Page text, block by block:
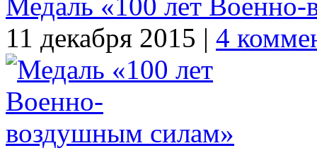
Медаль «100 лет
11 декабря 2015 | 4